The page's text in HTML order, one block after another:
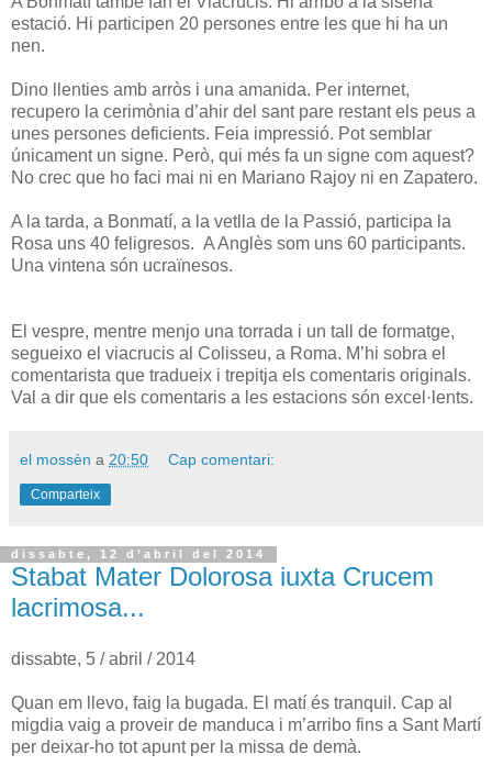
estació. Hi participen 20 persones entre les que hi ha un
nen.
Dino llenties amb arròs i una amanida. Per internet,
recupero la cerimònia d’ahir del sant pare restant els peus a
unes persones deficients. Feia impressió. Pot semblar
únicament un signe. Però, qui més fa un signe com aquest?
No crec que ho faci mai ni en Mariano Rajoy ni en Zapatero.
A la tarda, a Bonmatí, a la vetlla de la Passió, participa la
Rosa uns 40 feligresos. A Anglès som uns 60 participants.
Una vintena són ucraïnesos.
El vespre, mentre menjo una torrada i un tall de formatge,
segueixo el viacrucis al Colisseu, a Roma. M’hi sobra el
comentarista que tradueix i trepitja els comentaris originals.
Val a dir que els comentaris a les estacions són excel·lents.
el mossèn a 20:50 Cap comentari:
Comparteix
dissabte, 12 d’abril del 2014
Stabat Mater Dolorosa iuxta Crucem
lacrimosa...
dissabte, 5 / abril / 2014
Quan em llevo, faig la bugada. El matí és tranquil. Cap al
migdia vaig a proveir de manduca i m’arribo fins a Sant Martí
per deixar-ho tot apunt per la missa de demà.